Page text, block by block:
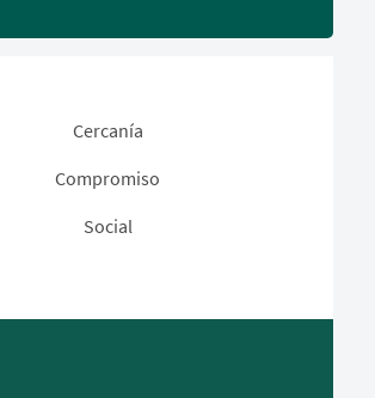
Cercanía
Compromiso
Social